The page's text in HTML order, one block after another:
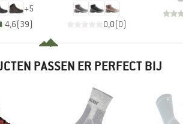
+5
4,6(39) 0,0(0)
PASSEN ER PERFECT BIJ